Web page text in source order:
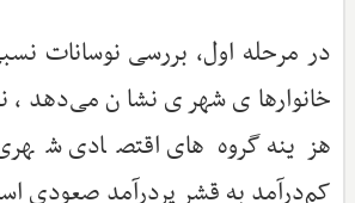
در مرحله اول، بررسی نوسانات
خانوارهای شهری نشان می‌دهد،
هزینه گروه‌های اقتصادی
کم‌درآمد به قشر پردرآمد صعودی